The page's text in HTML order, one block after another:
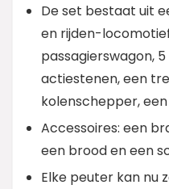
De set bestaat uit
en rijden-
passagierswagon,
actiestenen, een
kolenschepper,
Accessoires: een
een brood en een
Elke peuter kan nu